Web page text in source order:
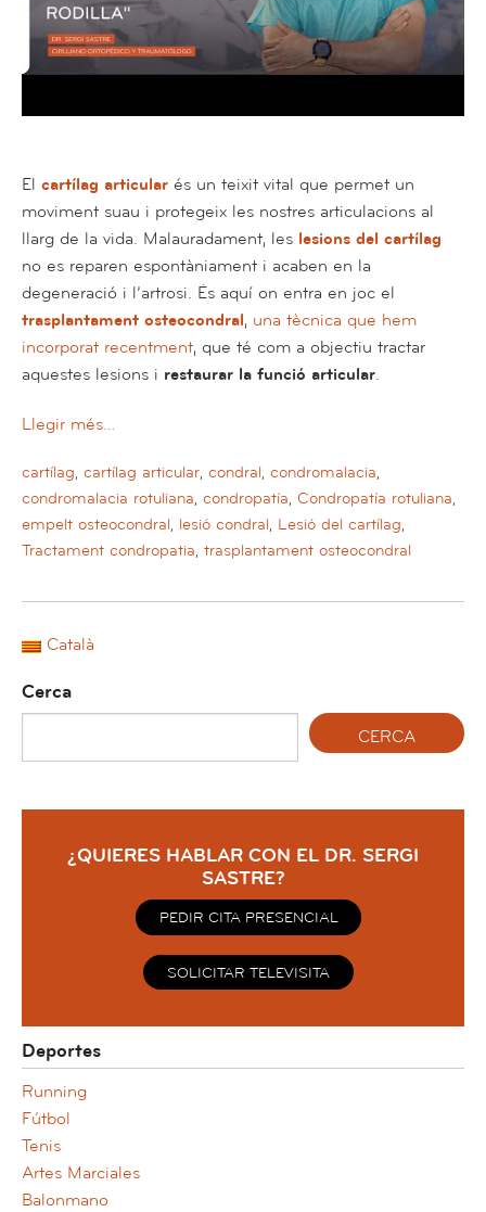
El cartílag articular és un teixit vital que permet un
moviment suau i protegeix les nostres articulacions al
llarg de la vida. Malauradament, les lesions del cartílag
no es reparen espontàniament i acaben en la
degeneració i l’artrosi. És aquí on entra en joc el
trasplantament osteocondral, una tècnica que hem
incorporat recentment, que té com a objectiu tractar
aquestes lesions i restaurar la funció articular.
Llegir més…
cartílag, cartílag articular, condral, condromalacia,
condromalacia rotuliana, condropatía, Condropatía rotuliana,
empelt osteocondral, lesió condral, Lesió del cartílag,
Tractament condropatia, trasplantament osteocondral
Català
Cerca
¿QUIERES HABLAR CON EL DR. SERGI
SASTRE?
PEDIR CITA PRESENCIAL
SOLICITAR TELEVISITA
Deportes
Running
Fútbol
Tenis
Artes Marciales
Balonmano